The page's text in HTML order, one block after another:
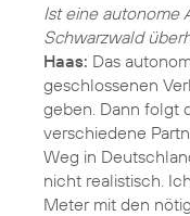
Ist eine autonome
Schwarzwald
Haas: Das
geschlossenen
geben. Dann folgt
verschiedene
Weg in
nicht realistisch.
Meter mit den